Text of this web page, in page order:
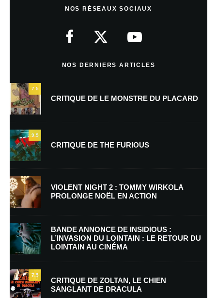
Nom*
E-mail *
Enregistrer mon nom, mon e-mail et mon site dans le navigateur pour
mon prochain commentaire.
Prévenez-moi de tous les nouveaux commentaires par e-mail.
NOS RÉSEAUX SOCIAUX
NOS DERNIERS ARTICLES
7.5
CRITIQUE DE LE MONSTRE DU PLACARD
9.5
CRITIQUE DE THE FURIOUS
VIOLENT NIGHT 2 : TOMMY WIRKOLA
PROLONGE NOËL EN ACTION
BANDE ANNONCE DE INSIDIOUS :
L’INVASION DU LOINTAIN : LE RETOUR DU
LOINTAIN AU CINÉMA
7.5
CRITIQUE DE ZOLTAN, LE CHIEN
SANGLANT DE DRACULA